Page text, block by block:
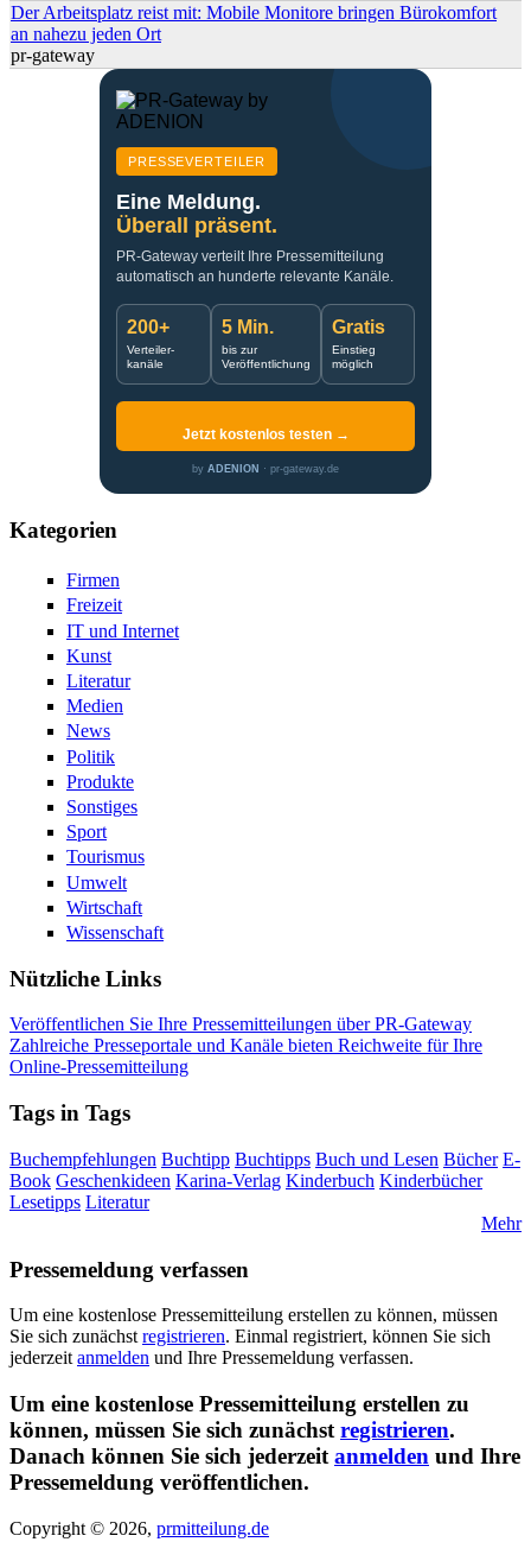
Der Arbeitsplatz reist mit: Mobile Monitore bringen Bürokomfort
an nahezu jeden Ort
pr-gateway
PRESSEVERTEILER
Eine Meldung.
Überall präsent.
PR-Gateway verteilt Ihre Pressemitteilung
automatisch an hunderte relevante Kanäle.
200+
Verteiler-
kanäle
5 Min.
bis zur
Veröffentlichung
Gratis
Einstieg
möglich
Jetzt kostenlos testen →
by ADENION · pr-gateway.de
Kategorien
Firmen
Freizeit
IT und Internet
Kunst
Literatur
Medien
News
Politik
Produkte
Sonstiges
Sport
Tourismus
Umwelt
Wirtschaft
Wissenschaft
Nützliche Links
Veröffentlichen Sie Ihre Pressemitteilungen über PR-Gateway
Zahlreiche Presseportale und Kanäle bieten Reichweite für Ihre
Online-Pressemitteilung
Tags in Tags
Buchempfehlungen Buchtipp Buchtipps Buch und Lesen Bücher E-
Book Geschenkideen Karina-Verlag Kinderbuch Kinderbücher
Lesetipps Literatur
Mehr
Pressemeldung verfassen
Um eine kostenlose Pressemitteilung erstellen zu können, müssen
Sie sich zunächst registrieren. Einmal registriert, können Sie sich
jederzeit anmelden und Ihre Pressemeldung verfassen.
Um eine kostenlose Pressemitteilung erstellen zu
können, müssen Sie sich zunächst registrieren.
Danach können Sie sich jederzeit anmelden und Ihre
Pressemeldung veröffentlichen.
Copyright © 2026, prmitteilung.de